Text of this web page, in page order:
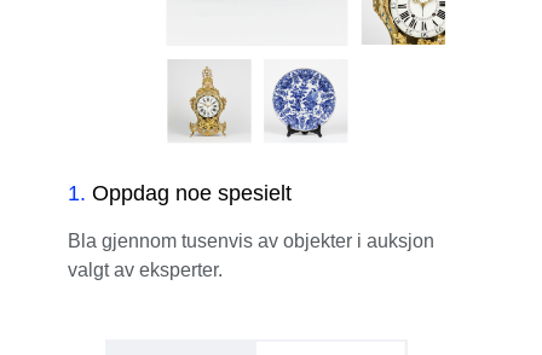
1. Oppdag noe spesielt
Bla gjennom tusenvis av objekter i auksjon
valgt av eksperter.